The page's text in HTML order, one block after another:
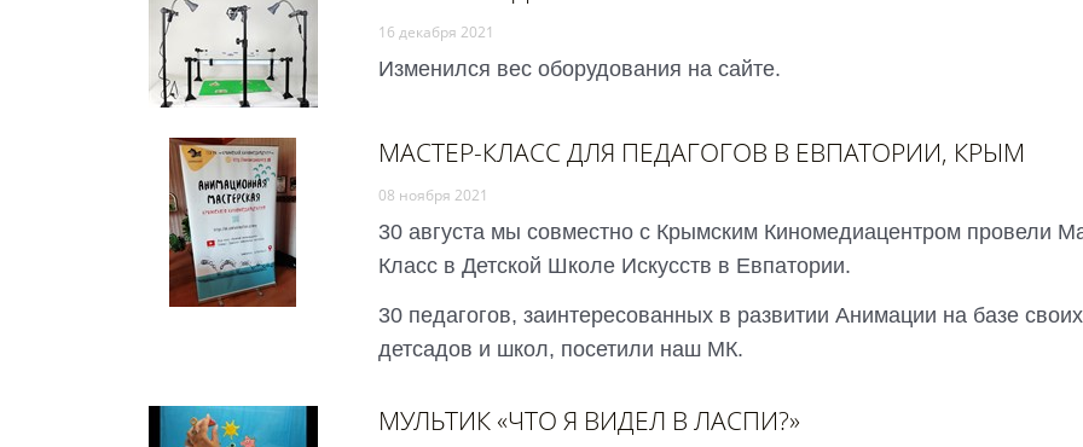
16 декабря 2021
Изменился вес оборудования на сайте.
МАСТЕР-КЛАСС ДЛЯ ПЕДАГОГОВ В ЕВПАТОРИИ, КРЫМ
08 ноября 2021
30 августа мы совместно с Крымским Киномедиацентром провели
Класс в Детской Школе Искусств в Евпатории.
30 педагогов, заинтересованных в развитии Анимации на базе своих
детсадов и школ, посетили наш МК.
МУЛЬТИК «ЧТО Я ВИДЕЛ В ЛАСПИ?»